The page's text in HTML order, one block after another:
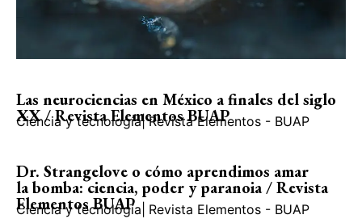
Las neurociencias en México a finales del siglo
XX / Revista Elementos BUAP
Ciencia y tecnología| Revista Elementos - BUAP
Dr. Strangelove o cómo aprendimos amar
la bomba: ciencia, poder y paranoia / Revista
Elementos BUAP
Ciencia y tecnología Revista Elementos - BUAP